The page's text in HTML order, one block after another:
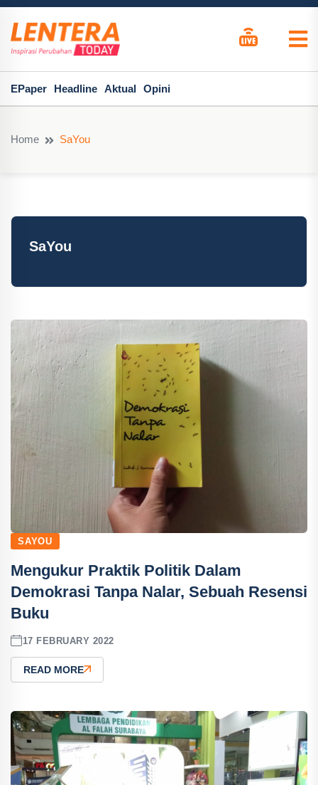
EPaper Headline Aktual Opini
Home SaYou
SaYou
SAYOU
Mengukur Praktik Politik Dalam
Demokrasi Tanpa Nalar, Sebuah Resensi
Buku
17 FEBRUARY 2022
READ MORE